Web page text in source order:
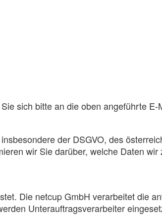
sich bitte an die oben angeführte E-
der DSGVO, des
wir Sie darüber, welche Daten wir
Die netcup GmbH verarbeitet die
Unterauftragsverarbeiter